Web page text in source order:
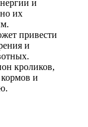
и
их
привести
и
кроликов,
и